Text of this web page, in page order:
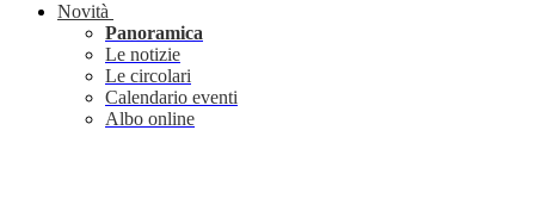
Novità
Panoramica
Le notizie
Le circolari
Calendario eventi
Albo online